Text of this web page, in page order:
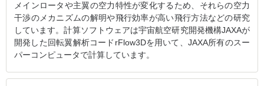
メインロータや主翼の空力特性が変化するため、それらの空力
干渉のメカニズムの解明や飛行効率が高い飛行方法などの研究
しています。計算ソフトウェアは宇宙航空研究開発機構JAXAが
開発した回転翼解析コードrFlow3Dを用いて、JAXA所有のスー
パーコンピュータで計算しています。